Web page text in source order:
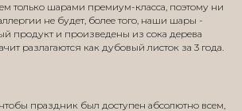
только шарами премиум-класса, поэтому ни
не будет, более того, наши шары -
продукт и произведены из сока дерева
разлагаются как дубовый листок за 3 года.
праздник был доступен абсолютно всем,